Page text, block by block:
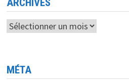
Archives
MÉTA